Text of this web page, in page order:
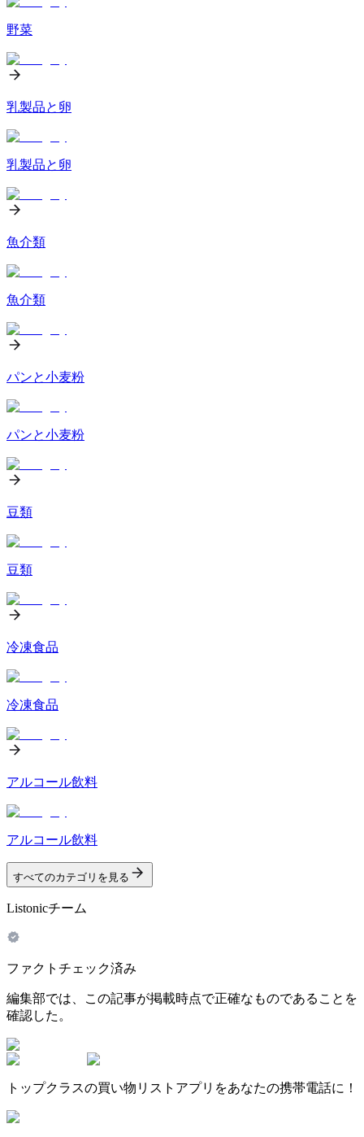
野菜
乳製品と卵
乳製品と卵
魚介類
魚介類
パンと小麦粉
パンと小麦粉
豆類
豆類
冷凍食品
冷凍食品
アルコール飲料
アルコール飲料
すべてのカテゴリを見る
Listonicチーム
ファクトチェック済み
編集部では、この記事が掲載時点で正確なものであることを
確認した。
トップクラスの買い物リストアプリをあなたの携帯電話に！